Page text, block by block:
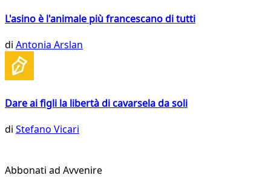
L'asino è l'animale più francescano di tutti
di Antonia Arslan
Dare ai figli la libertà di cavarsela da soli
di Stefano Vicari
Abbonati ad Avvenire